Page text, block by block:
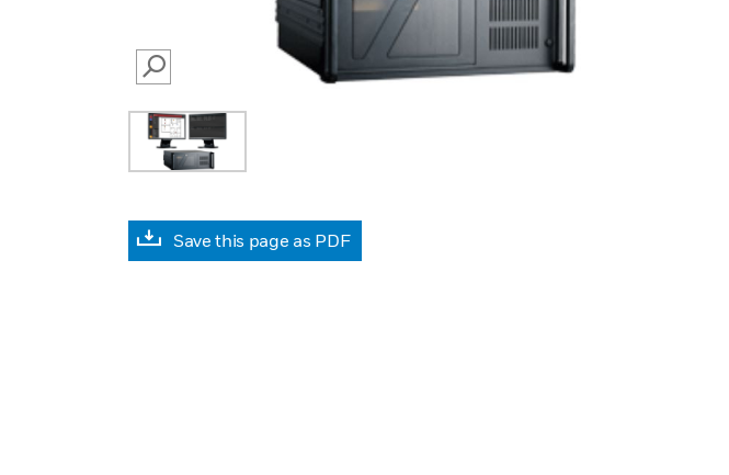
SEARCH
Save this page as PDF